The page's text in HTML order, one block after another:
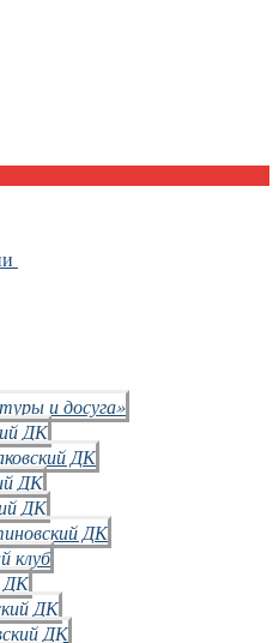
и досуга»
ДК
ДК
ДК
ДК
ДК
клуб
ДК
ДК
ДК